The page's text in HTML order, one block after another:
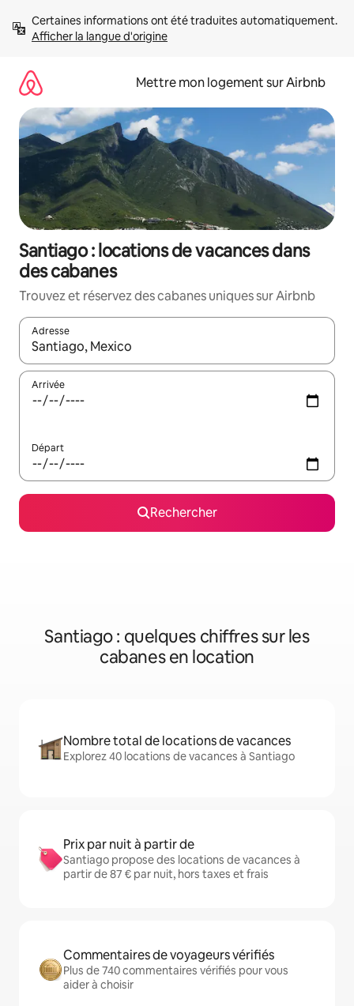
directement
Afficher la langue d'origine
Mettre mon logement sur Airbnb
Santiago : locations de vacances dans
des cabanes
Trouvez et réservez des cabanes uniques sur Airbnb
Adresse
Lorsque les résultats s'affichent, utilisez les flèches vers le
Arrivée
Départ
Rechercher
Santiago : quelques chiffres sur les
cabanes en location
Nombre total de locations de vacances
Explorez 40 locations de vacances à Santiago
Prix par nuit à partir de
Santiago propose des locations de vacances à
partir de 87 € par nuit, hors taxes et frais
Commentaires de voyageurs vérifiés
Plus de 740 commentaires vérifiés pour vous
aider à choisir